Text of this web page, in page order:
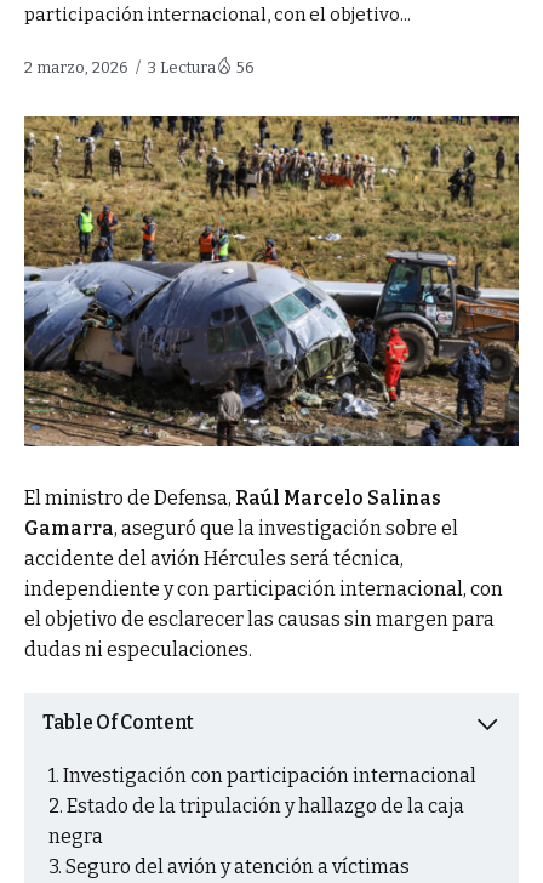
participación internacional, con el objetivo...
2 marzo, 2026 3 Lectura 56
El ministro de Defensa, Raúl Marcelo Salinas
Gamarra, aseguró que la investigación sobre el
accidente del avión Hércules será técnica,
independiente y con participación internacional, con
el objetivo de esclarecer las causas sin margen para
dudas ni especulaciones.
Table Of Content
Investigación con participación internacional
Estado de la tripulación y hallazgo de la caja
negra
Seguro del avión y atención a víctimas